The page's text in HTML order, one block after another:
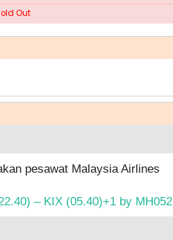
Out
pesawat Malaysia Airlines
– KIX (05.40)+1 by MH052